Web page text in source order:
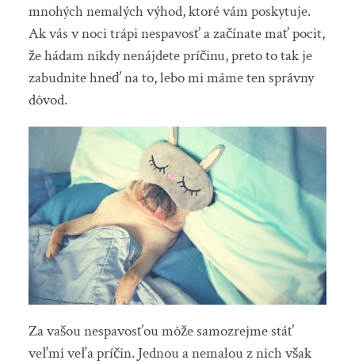
mnohých nemalých výhod, ktoré vám poskytuje.
Ak vás v noci trápi nespavosť a začínate mať pocit,
že hádam nikdy nenájdete príčinu, preto to tak je
zabudnite hneď na to, lebo mi máme ten správny
dôvod.
Za vašou nespavosťou môže samozrejme stáť
veľmi veľa príčin. Jednou a nemalou z nich však